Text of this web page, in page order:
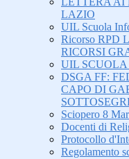
LAZIO
UIL Scuola
Ricorso RPD
RICORSI
UIL SCUOLA
DSGA FF:
CAPO DI
Sciopero 8
Docenti di
Protocollo
Regolamento